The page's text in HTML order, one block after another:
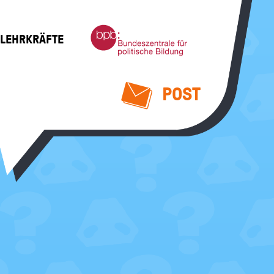
Bundeszentrale
für
politische
POST